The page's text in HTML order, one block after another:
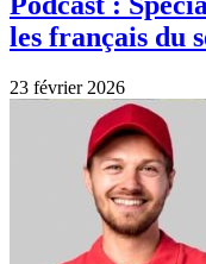
les français du
23 février 2026